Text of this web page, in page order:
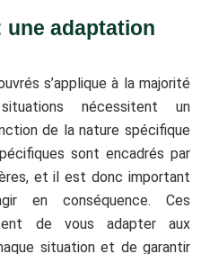
une adaptation
s’applique à la majorité
nécessitent un
de la nature spécifique
sont encadrés par
et il est donc important
en conséquence. Ces
de vous adapter aux
situation et de garantir